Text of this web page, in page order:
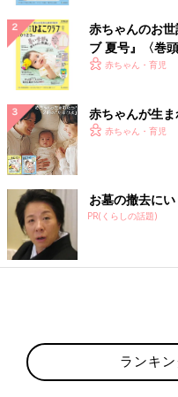
赤ちゃんのお
ブ 夏号』〈巻
く！ おっぱい
赤ちゃん・育児
赤ちゃんが生ま
赤ちゃん・育児
お墓の撤去に
PR(くらしの話題)
ランキ